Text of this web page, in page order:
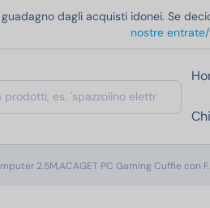
dagli acquisti idonei. Se
nostre
2.5M,ACAGET PC Gaming Cuffie con